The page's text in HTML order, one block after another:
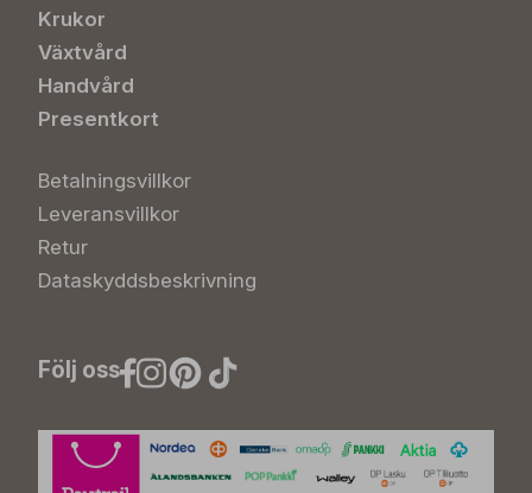
Krukor
Växtvård
Handvård
Presentkort
Betalningsvillkor
Leveransvillkor
Retur
Dataskyddsbeskrivning
Följ oss